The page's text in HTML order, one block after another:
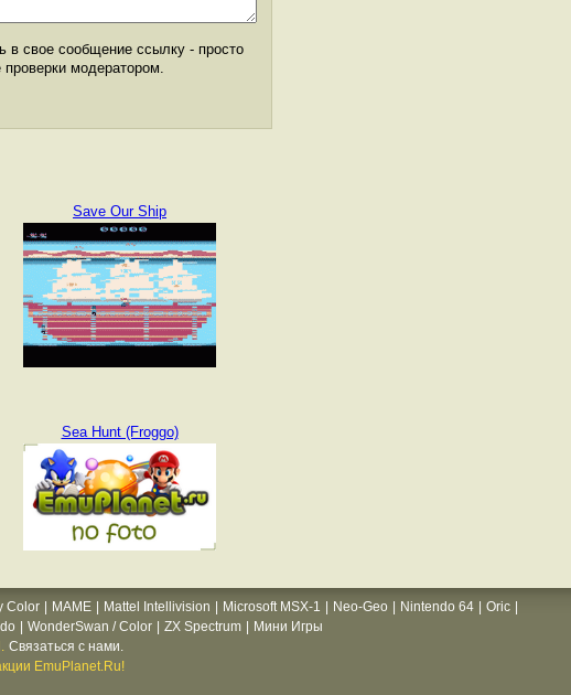
в свое сообщение ссылку - просто
модератором.
Save Our Ship
Sea Hunt (Froggo)
Color MAME Mattel Intellivision Microsoft MSX-1 Neo-Geo Nintendo 64 Oric
WonderSwan / Color ZX Spectrum
Мини Игры
Связаться с нами.
EmuPlanet.Ru!